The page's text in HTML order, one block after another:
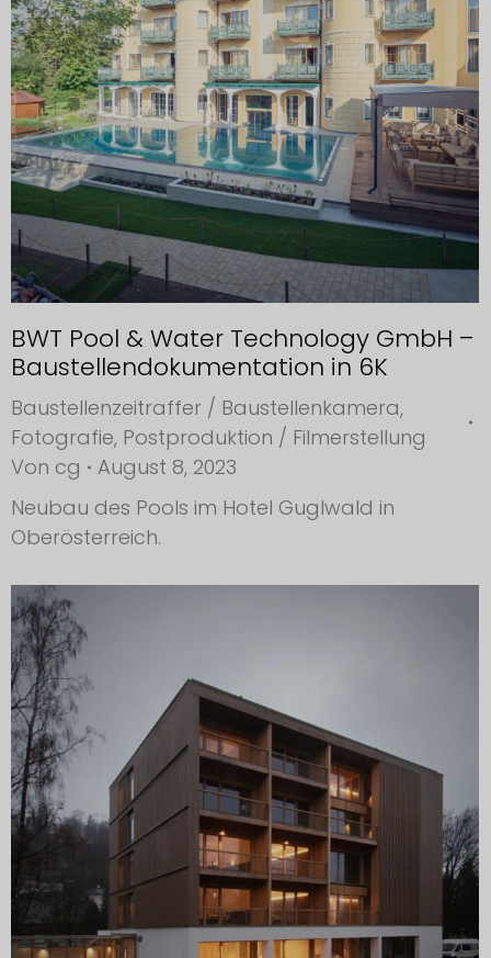
BWT Pool & Water Technology GmbH –
Baustellendokumentation in 6K
Baustellenzeitraffer / Baustellenkamera,
Fotografie, Postproduktion / Filmerstellung
Von cg
August 8, 2023
Neubau des Pools im Hotel Guglwald in
Oberösterreich.